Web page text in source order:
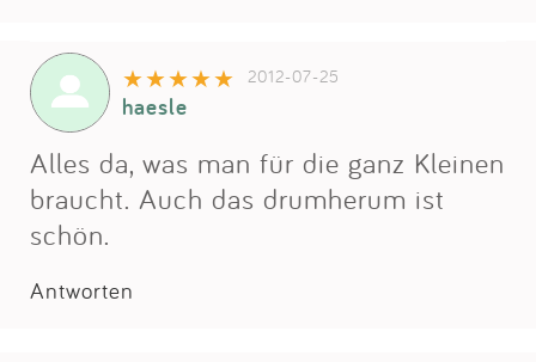
2012-07-25
haesle
Alles da, was man für die ganz Kleinen
braucht. Auch das drumherum ist
schön.
Antworten